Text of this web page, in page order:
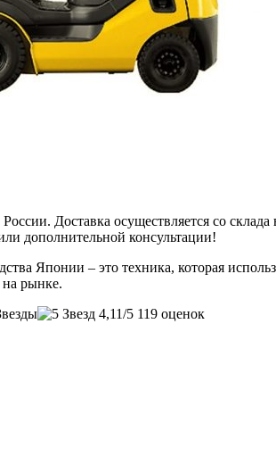
Доставка осуществляется со
дополнительной консультации!
Японии – это техника, которая
на рынке.
4,11/5 119 оценок